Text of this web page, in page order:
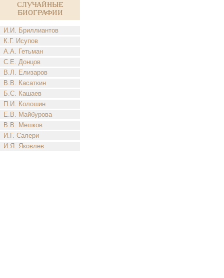
Случайные
биографии
И.И. Бриллиантов
К.Г. Исупов
А.А. Гетьман
С.Е. Донцов
В.Л. Елизаров
В.В. Касаткин
Б.С. Кашаев
П.И. Колошин
Е.В. Майбурова
В.В. Мешков
И.Г. Салери
И.Я. Яковлев